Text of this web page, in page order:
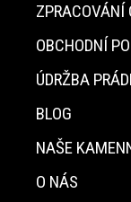
ZPRACOVÁNÍ
OBCHODNÍ
ÚDRŽBA
BLOG
NAŠE
O NÁS